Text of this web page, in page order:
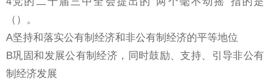
（）。
A坚持和落实公有制经济和非公有制经济的平等地位
B巩固和发展公有制经济，同时鼓励、支持、引导非公有
制经济发展